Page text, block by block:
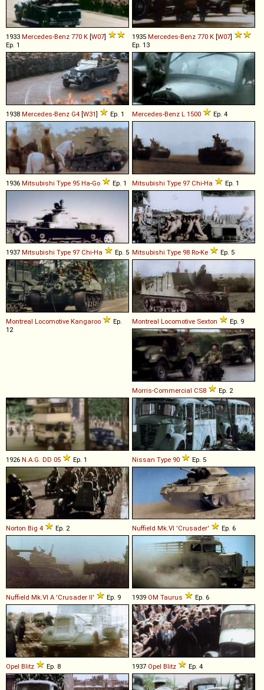
1933 Mercedes-Benz 770 K [W07]
Ep. 1
1935 Mercedes-Benz 770 K [W07]
Ep. 13
1938 Mercedes-Benz G4 [W31] Ep. 1 Mercedes-Benz L 1500 Ep. 4
1936 Mitsubishi Type 95 Ha-Go Ep. 1 Mitsubishi Type 97 Chi-Ha Ep. 1
1937 Mitsubishi Type 97 Chi-Ha Ep. 5 Mitsubishi Type 98 Ro-Ke Ep. 5
Montreal Locomotive Kangaroo
Ep.
12
Montreal Locomotive Sexton Ep. 9
Morris-Commercial CS8 Ep. 2
1926 N.A.G. DD 05 Ep. 1 Nissan Type 90 Ep. 5
Norton Big 4 Ep. 2 Nuffield Mk.VI 'Crusader' Ep. 6
Nuffield Mk.VI A 'Crusader II' Ep. 9 1939 OM Taurus Ep. 6
Opel Blitz Ep. 8 1937 Opel Blitz Ep. 4